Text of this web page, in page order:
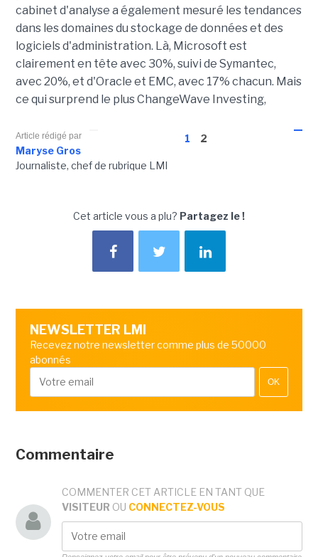
cabinet d'analyse a également mesuré les tendances
dans les domaines du stockage de données et des
logiciels d'administration. Là, Microsoft est
clairement en tête avec 30%, suivi de Symantec,
avec 20%, et d'Oracle et EMC, avec 17% chacun. Mais
ce qui surprend le plus ChangeWave Investing,
1 2
Article rédigé par
Maryse Gros
Journaliste, chef de rubrique LMI
Cet article vous a plu? Partagez le !
NEWSLETTER LMI
Recevez notre newsletter comme plus de 50000
abonnés
OK
Commentaire
COMMENTER CET ARTICLE EN TANT QUE
VISITEUR OU CONNECTEZ-VOUS